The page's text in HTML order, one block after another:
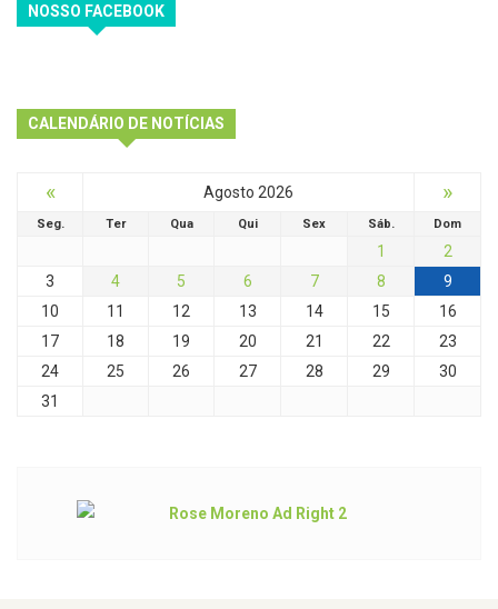
NOSSO FACEBOOK
CALENDÁRIO DE NOTÍCIAS
« Agosto 2026 »
Seg. Ter Qua Qui Sex Sáb. Dom
1
2
3
4 5 6 7 8
9
10
11 12 13 14 15
16
17
18 19 20 21 22
23
24
25 26 27 28 29
30
31